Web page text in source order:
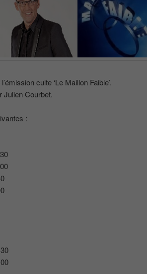
culte ‘Le Maillon Faible’.
Julien Courbet.
: